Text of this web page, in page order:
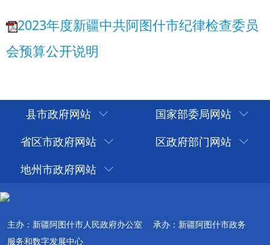
县市政府网站
国家部委局网站
省区市政府网站
区政府部门网站
地州市政府网站
主办：新疆阿图什市人民政府办公室
承办：新疆阿图什市政务
服务和数字发展中心